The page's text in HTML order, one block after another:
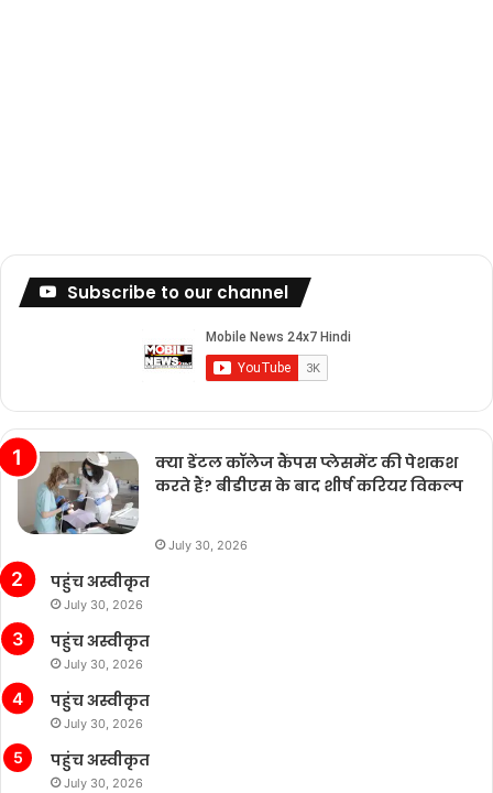
Subscribe to our channel
क्या डेंटल कॉलेज कैंपस प्लेसमेंट की पेशकश
करते हैं? बीडीएस के बाद शीर्ष करियर विकल्प
July 30, 2026
पहुंच अस्वीकृत
July 30, 2026
पहुंच अस्वीकृत
July 30, 2026
पहुंच अस्वीकृत
July 30, 2026
पहुंच अस्वीकृत
July 30, 2026